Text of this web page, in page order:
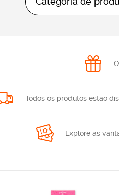
Brinquedos
Pet
Todos os produtos estão
Explore as